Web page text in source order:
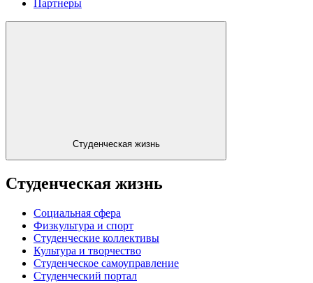
Партнеры
Студенческая жизнь
Студенческая жизнь
Социальная сфера
Физкультура и спорт
Студенческие коллективы
Культура и творчество
Студенческое самоуправление
Студенческий портал